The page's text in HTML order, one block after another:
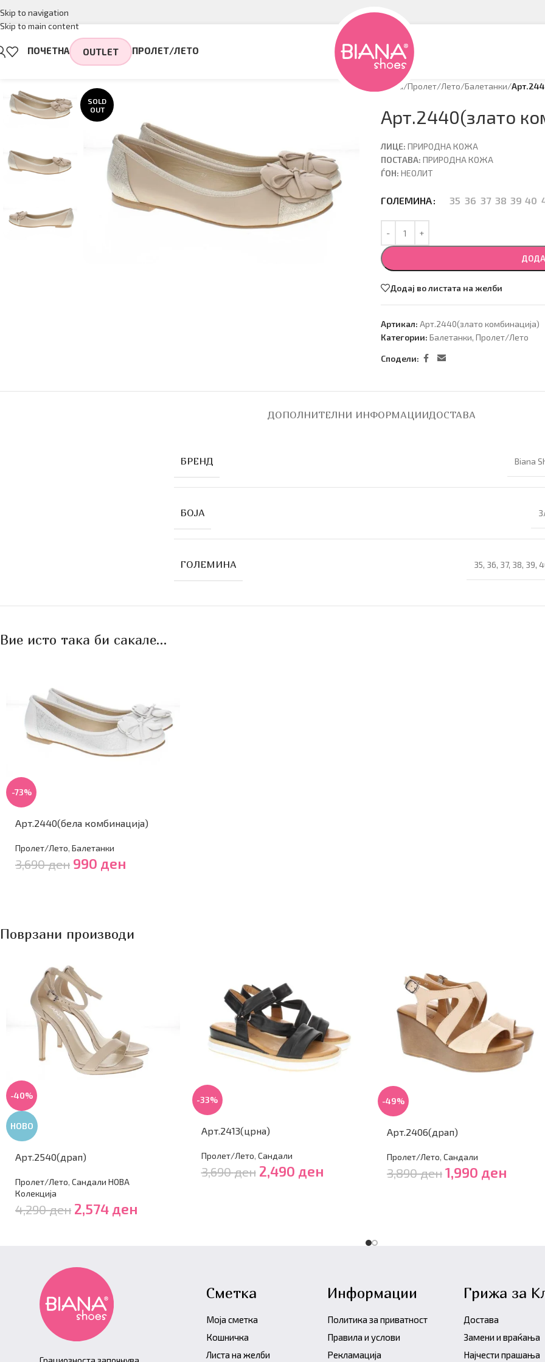
Skip to navigation
Skip to main content
ПОЧЕТНА OUTLET ПРОЛЕТ/ЛЕТО
SOLD
OUT
Дома/Пролет/Лето/Балетанки/
Арт.2440(злато
ЛИЦЕ: ПРИРОДНА КОЖА
ПОСТАВА: ПРИРОДНА КОЖА
ЃОН: НЕОЛИТ
ГОЛЕМИНА 35 36 37 38 39 40
Додај во листата на желби
Артикал: Арт.2440(злато комбинација)
Категории: Балетанки, Пролет/Лето
Сподели:
ДОПОЛНИТЕЛНИ ИНФОРМАЦИИДОСТАВА
БРЕНД Biana
БОЈА
ГОЛЕМИНА 35, 36, 37, 38, 39,
Вие исто така би сакале…
-73%
Арт.2440(бела комбинација)
Пролет/Лето, Балетанки
3,690ден 990 ден
Поврзани производи
-40%
НОВО
Арт.2540(драп)
Пролет/Лето, Сандали НОВА
Колекција
4,290ден 2,574 ден
-33%
Арт.2413(црна)
Пролет/Лето, Сандали
3,690ден 2,490 ден
-49%
Арт.2406(драп)
Пролет/Лето, Сандали
3,890ден 1,990 ден
Грациозноста започнува
Сметка
Моја сметка
Кошничка
Листа на желби
Информации
Политика за приватност
Правила и услови
Рекламација
Грижа за
Достава
Замени и враќања
Најчести прашања